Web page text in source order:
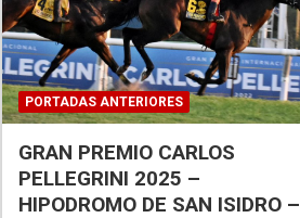
PORTADAS ANTERIORES
GRAN PREMIO CARLOS
PELLEGRINI 2025 –
HIPODROMO DE SAN ISIDRO –